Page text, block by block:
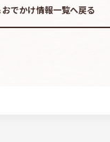
でかけ情報一覧へ戻る